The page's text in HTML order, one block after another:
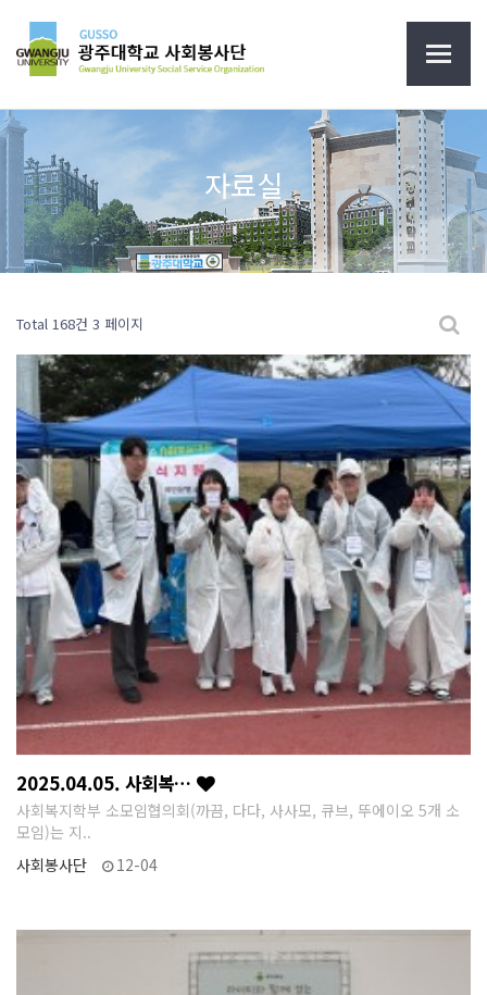
자료실
Total 168건 3 페이지
2025.04.05. 사회복…
사회복지학부 소모임협의회(까끔, 다다, 사사모, 큐브, 뚜에이오 5개 소
모임)는 지..
사회봉사단
12-04